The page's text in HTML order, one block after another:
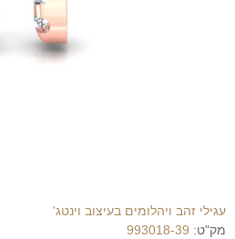
עגילי זהב ויהלומים בעיצוב וינטג'
מק"ט: 993018-39